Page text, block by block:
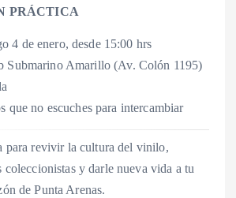
PRÁCTICA
4 de enero, desde 15:00 hrs
Submarino Amarillo (Av. Colón 1195)
que no escuches para intercambiar
para revivir la cultura del vinilo,
coleccionistas y darle nueva vida a tu
de Punta Arenas.